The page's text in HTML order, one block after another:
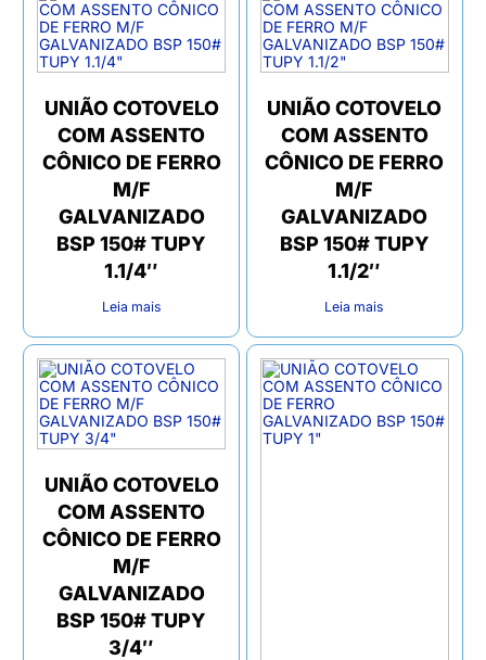
UNIÃO COTOVELO
COM ASSENTO
CÔNICO DE FERRO
M/F
GALVANIZADO
BSP 150# TUPY
1.1/4″
Leia mais
UNIÃO COTOVELO
COM ASSENTO
CÔNICO DE FERRO
M/F
GALVANIZADO
BSP 150# TUPY
1.1/2″
Leia mais
UNIÃO COTOVELO
COM ASSENTO
CÔNICO DE FERRO
M/F
GALVANIZADO
BSP 150# TUPY
3/4″